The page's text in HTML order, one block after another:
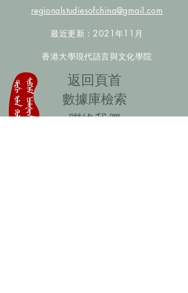
regionalstudiesofchina@gmail.com
最近更新：2021年11月
香港大學現代語言與文化學院
​返回頁首
數據庫檢索
聯絡我們